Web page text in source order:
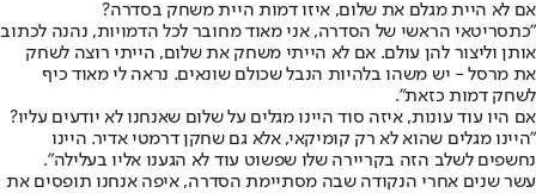
אם לא היית מגלם את שלום, איזו דמות היית משחק בסדרה?
"כתסריטאי הראשי של הסדרה, אני מאוד מחובר לכל הדמויות, נהנה לכתוב
אותן וליצור להן עולם. אם לא הייתי משחק את שלום, הייתי רוצה לשחק
את מרסל - יש משהו בלהיות הנבל שכולם שונאים. נראה לי מאוד כיף
לשחק דמות כזאת".
אם היו עוד עונות, איזה סוד היינו מגלים על שלום שאנחנו לא יודעים עליו?
"היינו מגלים שהוא לא רק קומיקאי, אלא גם שחקן דרמטי אדיר. היינו
נחשפים לשלב הזה בקריירה שלו שפשוט עוד לא הגענו אליו בעלילה".
עשר שנים אחרי הנקודה שבה מסתיימת הסדרה, איפה אנחנו תופסים את